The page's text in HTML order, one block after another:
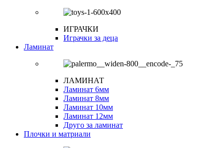
ИГРАЧКИ
Играчки за деца
Ламинат
ЛАМИНАТ
Ламинат 6мм
Ламинат 8мм
Ламинат 10мм
Ламинат 12мм
Друго за ламинат
Плочки и матриали